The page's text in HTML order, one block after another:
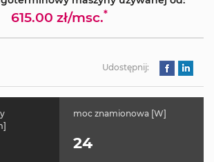
615.00 zł/msc.*
Udostępnij:
moc znamionowa [W]
24